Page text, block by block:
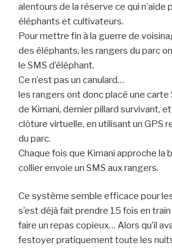
alentours de la réserve ce qui n’aide
éléphants et cultivateurs.
Pour mettre fin à la guerre de
des éléphants, les rangers du parc
le SMS d’éléphant.
Ce n’est pas un canulard…
les rangers ont donc placé une carte
de Kimani, dernier pillard survivant,
clôture virtuelle, en utilisant un GPS
du parc.
Chaque fois que Kimani approche la
collier envoie un SMS aux rangers.
Ce système semble efficace pour
s’est déjà fait prendre 15 fois en
faire un repas copieux… Alors qu’il
festoyer pratiquement toute les